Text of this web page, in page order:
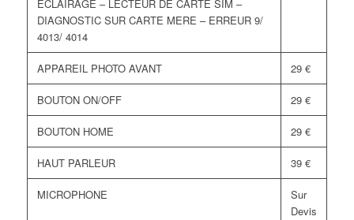
ECLAIRAGE – LECTEUR DE CARTE SIM –
DIAGNOSTIC SUR CARTE MERE – ERREUR 9/
4013/ 4014
APPAREIL PHOTO AVANT 29 €
BOUTON ON/OFF 29 €
BOUTON HOME 29 €
HAUT PARLEUR 39 €
MICROPHONE
Sur
Devis